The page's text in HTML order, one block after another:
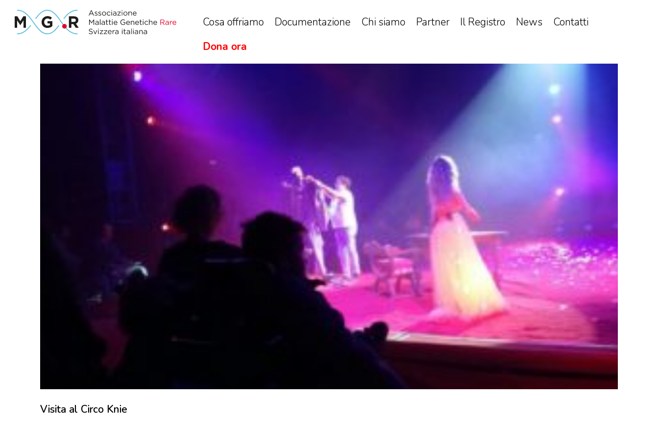
Cosa offriamo Documentazione Chi siamo Partner Il Registro News
Contatti
Dona ora
Visita al Circo Knie